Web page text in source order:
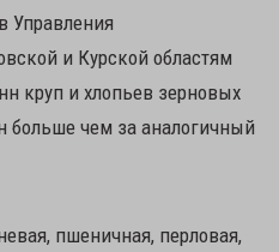
Управления
и Курской областям
круп и хлопьев зерновых
больше чем за аналогичный
пшеничная, перловая,